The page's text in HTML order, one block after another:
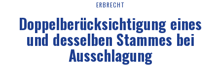
ERBRECHT
Doppelberücksichtigung eines
und desselben Stammes bei
Ausschlagung